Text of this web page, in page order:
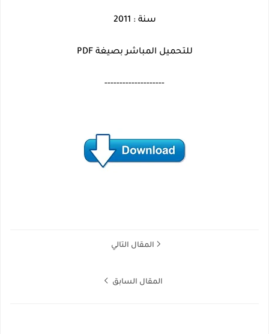
سنة : 2011
للتحميل المباشر بصيغة PDF
--------------------
المقال التالي
المقال السابق